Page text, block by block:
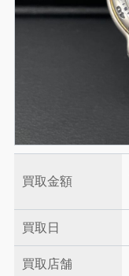
買取金額
買取日
買取店舗